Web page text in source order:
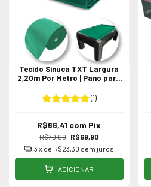
Tecido Sinuca TXT Largura
2,20m Por Metro | Pano para
(1)
R$79,90 R$69,90
R$66,41 com Pix
3 x de R$23,30 sem juros
ADICIONAR